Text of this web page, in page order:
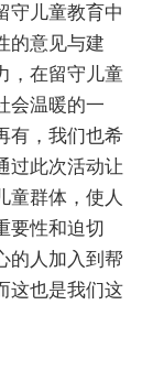
守儿童教育中
的意见与建
，在留守儿童
会温暖的一
有，我们也希
过此次活动让
童群体，使人
要性和迫切
的人加入到帮
这也是我们这